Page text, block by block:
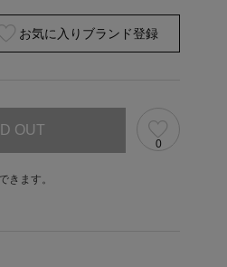
お気に入りブランド登録
OUT
0
きます。